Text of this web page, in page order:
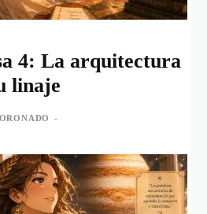
4: La arquitectura
linaje
-